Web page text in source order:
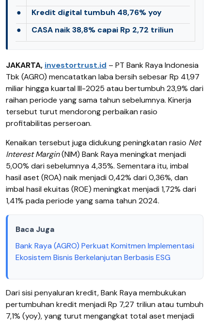
●
Kredit digital tumbuh 48,76% yoy
●
CASA naik 38,8% capai Rp 2,72 triliun
JAKARTA, investortrust.id – PT Bank Raya Indonesia
Tbk (AGRO) mencatatkan laba bersih sebesar Rp 41,97
miliar hingga kuartal III-2025 atau bertumbuh 23,9% dari
raihan periode yang sama tahun sebelumnya. Kinerja
tersebut turut mendorong perbaikan rasio
profitabilitas perseroan.
Kenaikan tersebut juga didukung peningkatan rasio Net
Interest Margin(NIM) Bank Raya meningkat menjadi
5,00% dari sebelumnya 4,35%. Sementara itu, imbal
hasil aset (ROA) naik menjadi 0,42% dari 0,36%, dan
imbal hasil ekuitas (ROE) meningkat menjadi 1,72% dari
1,41% pada periode yang sama tahun 2024.
Baca Juga
Bank Raya (AGRO) Perkuat Komitmen Implementasi
Ekosistem Bisnis Berkelanjutan Berbasis ESG
Dari sisi penyaluran kredit, Bank Raya membukukan
pertumbuhan kredit menjadi Rp 7,27 triliun atau tumbuh
7,1% (yoy), yang turut mengangkat total aset menjadi